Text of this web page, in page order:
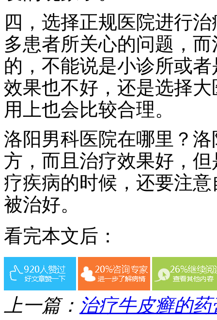
四，选择正规医院进行
多患者所关心的问题，
的，不能说是小诊所或
效果也不好，还是选择
用上也会比较合理。
洛阳男科医院在哪里？
方，而且治疗效果好，
疗疾病的时候，还要注
被治好。
看完本文后：
上一篇： 治疗牛皮癣的